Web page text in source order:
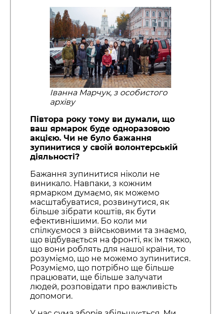
Іванна Марчук, з особистого
архіву
Півтора року тому ви думали, що
ваш ярмарок буде одноразовою
акцією. Чи не було бажання
зупинитися у своїй волонтерській
діяльності?
Бажання зупинитися ніколи не
виникало. Навпаки, з кожним
ярмарком думаємо, як можемо
масштабуватися, розвинутися, як
більше зібрати коштів, як бути
ефективнішими. Бо коли ми
спілкуємося з військовими та знаємо,
що відбувається на фронті, як їм тяжко,
що вони роблять для нашої країни, то
розуміємо, що не можемо зупинитися.
Розуміємо, що потрібно ще більше
працювати, ще більше залучати
людей, розповідати про важливість
допомоги.